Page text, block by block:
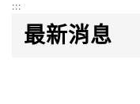
:::
最新消息